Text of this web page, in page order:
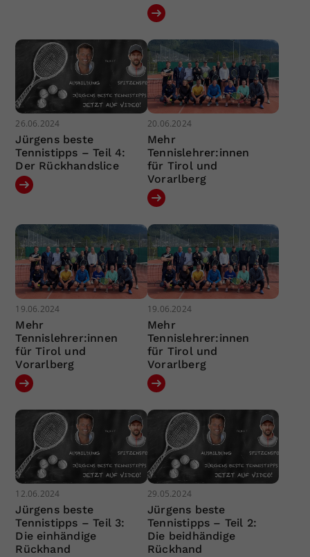
26.06.2024
Jürgens beste
Tennistipps – Teil 4:
Der Rückhandslice
20.06.2024
Mehr
Tennislehrer:innen
für Tirol und
Vorarlberg
19.06.2024
Mehr
Tennislehrer:innen
für Tirol und
Vorarlberg
19.06.2024
Mehr
Tennislehrer:innen
für Tirol und
Vorarlberg
12.06.2024
Jürgens beste
Tennistipps – Teil 3:
Die einhändige
Rückhand
29.05.2024
Jürgens beste
Tennistipps – Teil 2:
Die beidhändige
Rückhand